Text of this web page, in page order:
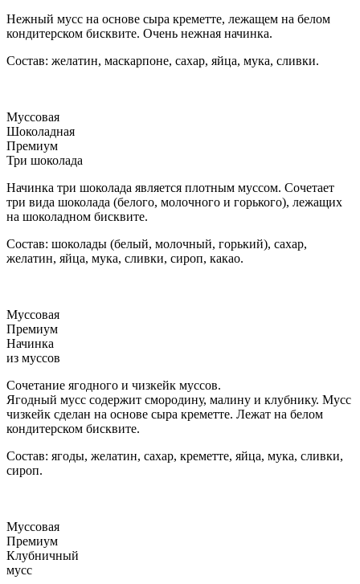
Нежный мусс на основе сыра креметте, лежащем на белом
кондитерском бисквите. Очень нежная начинка.
Состав: желатин, маскарпоне, сахар, яйца, мука, сливки.
Муссовая
Шоколадная
Премиум
Три шоколада
Начинка три шоколада является плотным муссом. Сочетает
три вида шоколада (белого, молочного и горького), лежащих
на шоколадном бисквите.
Состав: шоколады (белый, молочный, горький), сахар,
желатин, яйца, мука, сливки, сироп, какао.
Муссовая
Премиум
Начинка
из муссов
Сочетание ягодного и чизкейк муссов.
Ягодный мусс содержит смородину, малину и клубнику. Мусс
чизкейк сделан на основе сыра креметте. Лежат на белом
кондитерском бисквите.
Состав: ягоды, желатин, сахар, креметте, яйца, мука, сливки,
сироп.
Муссовая
Премиум
Клубничный
мусс